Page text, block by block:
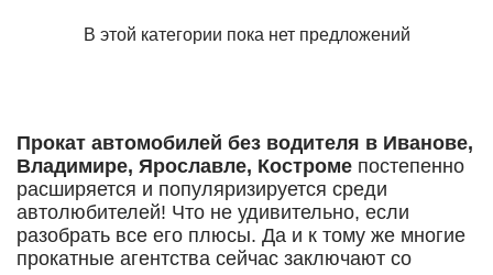
В этой категории пока нет предложений
Прокат автомобилей без водителя в Иванове,
Владимире, Ярославле, Костроме постепенно
расширяется и популяризируется среди
автолюбителей! Что не удивительно, если
разобрать все его плюсы. Да и к тому же многие
прокатные агентства сейчас заключают со